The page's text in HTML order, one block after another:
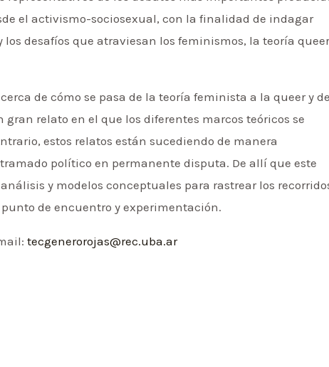
el activismo-sociosexual, con la finalidad de indagar
desafíos que atraviesan los feminismos, la teoría
de cómo se pasa de la teoría feminista a la queer y
relato en el que los diferentes marcos teóricos se
estos relatos están sucediendo de manera
político en permanente disputa. De allí que este
y modelos conceptuales para rastrear los
de encuentro y experimentación.
tecgenerorojas@rec.uba.ar